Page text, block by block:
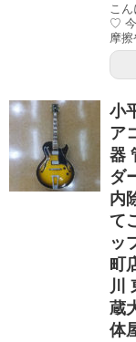
こ
♡ 今
摩擦
小
ア
器
ダ
内
て
ッ
町
川
蔵
体